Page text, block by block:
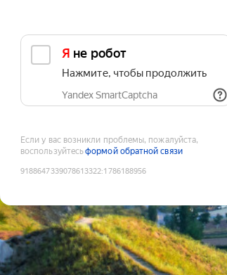
Я не робот
Нажмите, чтобы продолжить
Yandex SmartCaptcha
Если у вас возникли проблемы, пожалуйста,
воспользуйтесьформой обратной связи
9188647339078613322:1786188956